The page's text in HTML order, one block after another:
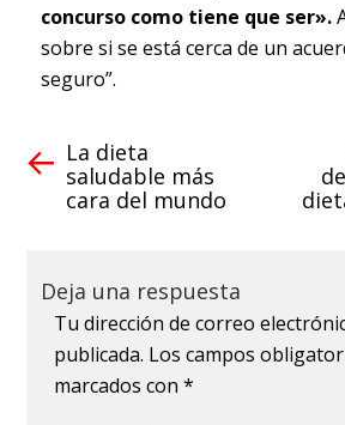
concurso como tiene que ser».
sobre si se está cerca de un
seguro”.
La dieta
saludable más
cara del mundo
Deja una respuesta
Tu dirección de correo
publicada. Los campos
marcados con*